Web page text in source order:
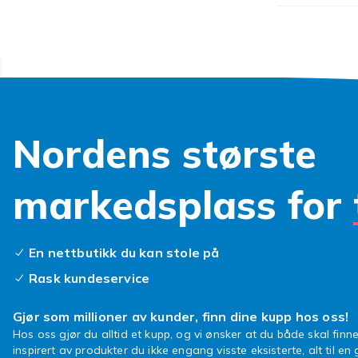
Nordens største
markedsplass for
En nettbutikk du kan stole på
Rask kundeservice
Gjør som millioner av kunder, finn dine kupp hos oss!
Hos oss gjør du alltid et kupp, og vi ønsker at du både skal
inspirert av produkter du ikke engang visste eksisterte, alt til en